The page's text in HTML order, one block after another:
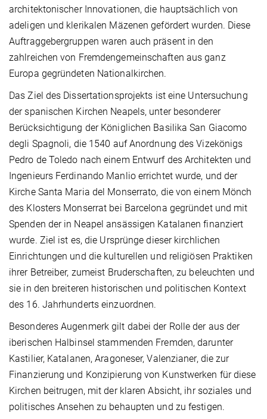
architektonischer Innovationen, die hauptsächlich von
adeligen und klerikalen Mäzenen gefördert wurden. Diese
Auftraggebergruppen waren auch präsent in den
zahlreichen von Fremdengemeinschaften aus ganz
Europa gegründeten Nationalkirchen.
Das Ziel des Dissertationsprojekts ist eine Untersuchung
der spanischen Kirchen Neapels, unter besonderer
Berücksichtigung der Königlichen Basilika San Giacomo
degli Spagnoli, die 1540 auf Anordnung des Vizekönigs
Pedro de Toledo nach einem Entwurf des Architekten und
Ingenieurs Ferdinando Manlio errichtet wurde, und der
Kirche Santa Maria del Monserrato, die von einem Mönch
des Klosters Monserrat bei Barcelona gegründet und mit
Spenden der in Neapel ansässigen Katalanen finanziert
wurde. Ziel ist es, die Ursprünge dieser kirchlichen
Einrichtungen und die kulturellen und religiösen Praktiken
ihrer Betreiber, zumeist Bruderschaften, zu beleuchten und
sie in den breiteren historischen und politischen Kontext
des 16. Jahrhunderts einzuordnen.
Besonderes Augenmerk gilt dabei der Rolle der aus der
iberischen Halbinsel stammenden Fremden, darunter
Kastilier, Katalanen, Aragoneser, Valenzianer, die zur
Finanzierung und Konzipierung von Kunstwerken für diese
Kirchen beitrugen, mit der klaren Absicht, ihr soziales und
politisches Ansehen zu behaupten und zu festigen.